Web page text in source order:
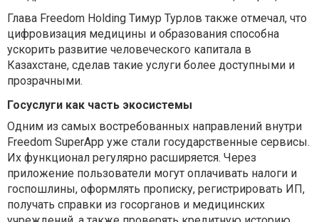
Глава Freedom Holding Тимур Турлов также отмечал, что
цифровизация медицины и образования способна
ускорить развитие человеческого капитала в
Казахстане, сделав такие услуги более доступными и
прозрачными.
Госуслуги как часть экосистемы
Одним из самых востребованных направлений внутри
Freedom SuperApp уже стали государственные сервисы.
Их функционал регулярно расширяется. Через
приложение пользователи могут оплачивать налоги и
госпошлины, оформлять прописку, регистрировать ИП,
получать справки из госорганов и медицинских